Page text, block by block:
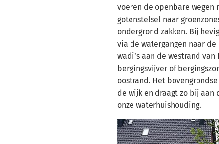
voeren de openbare wegen
gotenstelsel naar
ondergrond zakken. Bij
via de watergangen naar
wadi’s aan de westrand
bergingsvijver of
oostrand. Het
de wijk en draagt zo bij aan
onze waterhuishouding.